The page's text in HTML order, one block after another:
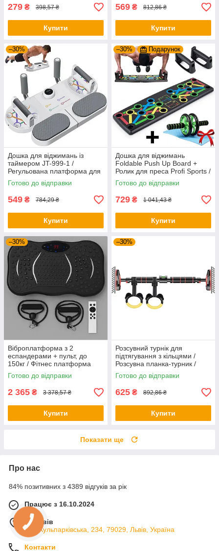
279 ₴ 398,57 ₴
Купити
569 ₴ 812,86 ₴
Купити
–30%
Дошка для віджимань із
таймером JT-999-1 /
Регульована платформа для
віджимань / Фітнес тренажер
для преса
Готово до відправки
549 ₴ 784,29 ₴
Купити
–30% Подарунок
Дошка для віджимань
Foldable Push Up Board +
Ролик для преса Profi Sports /
Платформа з упорами
Готово до відправки
729 ₴ 1 041,43 ₴
Купити
–30%
Віброплатформа з 2
еспандерами + пульт, до
150кг / Фітнес платформа
для вправ на все тіло
Готово до відправки
2 365 ₴ 3 378,57 ₴
Купити
–30%
Розсувний турнік для
підтягування з кільцями /
Розсувна планка-турник /
Турнік у дверний отвір
Готово до відправки
625 ₴ 892,86 ₴
Купити
Показати ще
Про нас
84% позитивних з 4389 відгуків за рік
Працює з 16.10.2024
м. Львів
вул. Кульпарківська, 234, 79029, Львів, Україна
Контакти